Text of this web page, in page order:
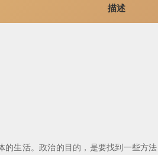
描述
生活。政治的目的，是要找到一些